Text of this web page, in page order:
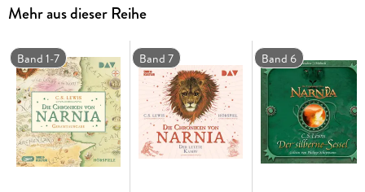
Ziesmer, Uve Teschner, Valery Tscheplanowa2 CDs | ca. 1 h 49
min CD Standard Audio Format. Hörspiel
Mehr aus dieser Reihe
Band 1-7 Band 7 Band 6